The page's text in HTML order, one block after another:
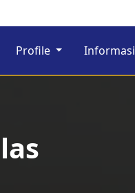
Profile Informasi